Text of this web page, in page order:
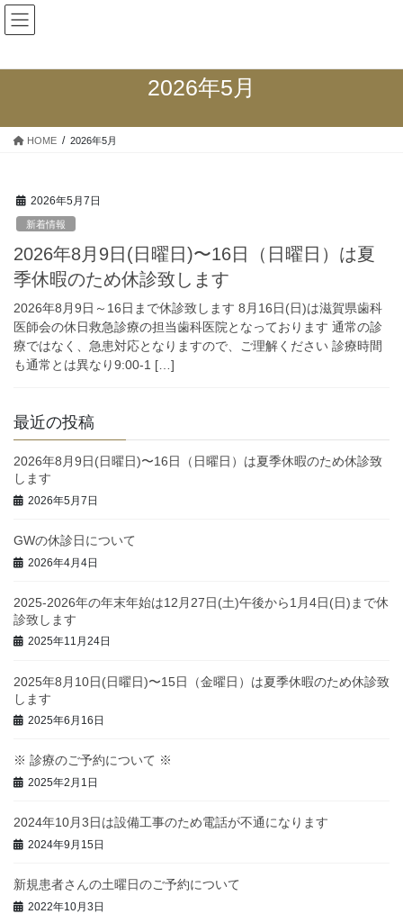
2026年5月
HOME 2026年5月
2026年5月7日
新着情報
2026年8月9日(日曜日)〜16日（日曜日）は夏
季休暇のため休診致します
2026年8月9日～16日まで休診致します 8月16日(日)は滋賀県歯科
医師会の休日救急診療の担当歯科医院となっております 通常の診
療ではなく、急患対応となりますので、ご理解ください 診療時間
も通常とは異なり9:00-1 […]
最近の投稿
2026年8月9日(日曜日)〜16日（日曜日）は夏季休暇のため休診致
します
2026年5月7日
GWの休診日について
2026年4月4日
2025-2026年の年末年始は12月27日(土)午後から1月4日(日)まで休
診致します
2025年11月24日
2025年8月10日(日曜日)〜15日（金曜日）は夏季休暇のため休診致
します
2025年6月16日
※ 診療のご予約について ※
2025年2月1日
2024年10月3日は設備工事のため電話が不通になります
2024年9月15日
新規患者さんの土曜日のご予約について
2022年10月3日